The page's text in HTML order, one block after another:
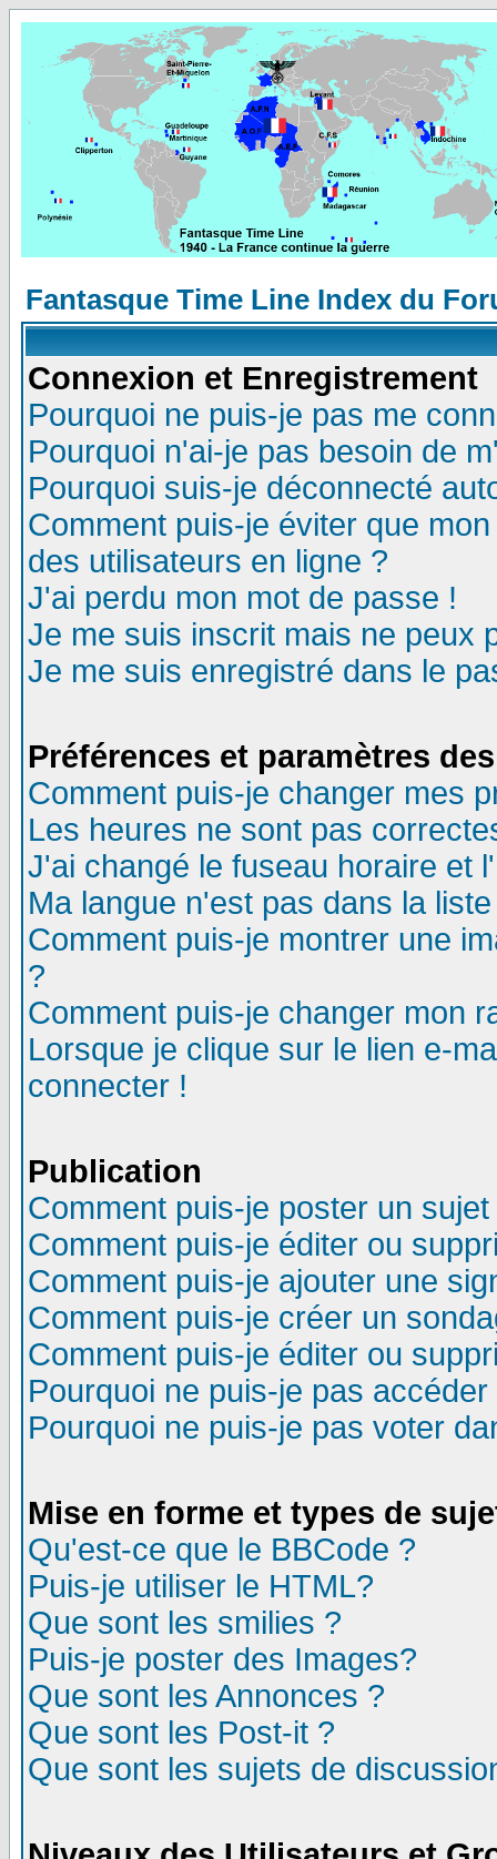
Fantasque Time Line Index du
Connexion et Enregistrement
Pourquoi ne puis-je pas me
Pourquoi n'ai-je pas besoin de
Pourquoi suis-je déconnecté
Comment puis-je éviter que
des utilisateurs en ligne ?
J'ai perdu mon mot de passe !
Je me suis inscrit mais ne peux
Je me suis enregistré dans le
Préférences et paramètres
Comment puis-je changer mes
Les heures ne sont pas
J'ai changé le fuseau horaire et
Ma langue n'est pas dans la
Comment puis-je montrer une
?
Comment puis-je changer mon
Lorsque je clique sur le lien e-
connecter !
Publication
Comment puis-je poster un
Comment puis-je éditer ou
Comment puis-je ajouter une
Comment puis-je créer un
Comment puis-je éditer ou
Pourquoi ne puis-je pas
Pourquoi ne puis-je pas voter
Mise en forme et types de
Qu'est-ce que le BBCode ?
Puis-je utiliser le HTML?
Que sont les smilies ?
Puis-je poster des Images?
Que sont les Annonces ?
Que sont les Post-it ?
Que sont les sujets de